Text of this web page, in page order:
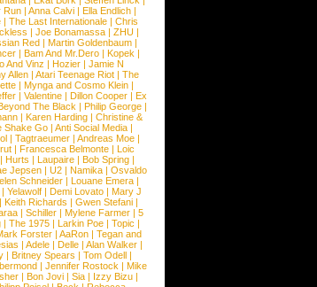
Run | Anna Calvi | Ella Endlich |
| The Last Internationale| Chris
| Joe Bonamassa| ZHU|
Red| Martin Goldenbaum|
| Bam And Mr.Dero | Kopek |
And Vinz | Hozier | Jamie N
Allen| Atari Teenage Riot| The
| Mynga and Cosmo Klein |
| Valentine | Dillon Cooper | Ex
The Black | Philip George |
| Karen Harding| Christine &
Shake Go | Anti Social Media |
| Tagtraeumer| Andreas Moe|
| Francesca Belmonte | Loic
Hurts | Laupaire| Bob Spring|
Jepsen| U2| Namika| Osvaldo
Schneider| Louane Emera|
| Yelawolf | Demi Lovato | Mary J
| Keith Richards | Gwen Stefani |
| Schiller| Mylene Farmer| 5
| The 1975| Larkin Poe| Topic |
Forster| AaRon| Tegan and
| Adele| Delle| Alan Walker|
| Britney Spears | Tom Odell |
| Jennifer Rostock | Mike
| Bon Jovi| Sia| Izzy Bizu|